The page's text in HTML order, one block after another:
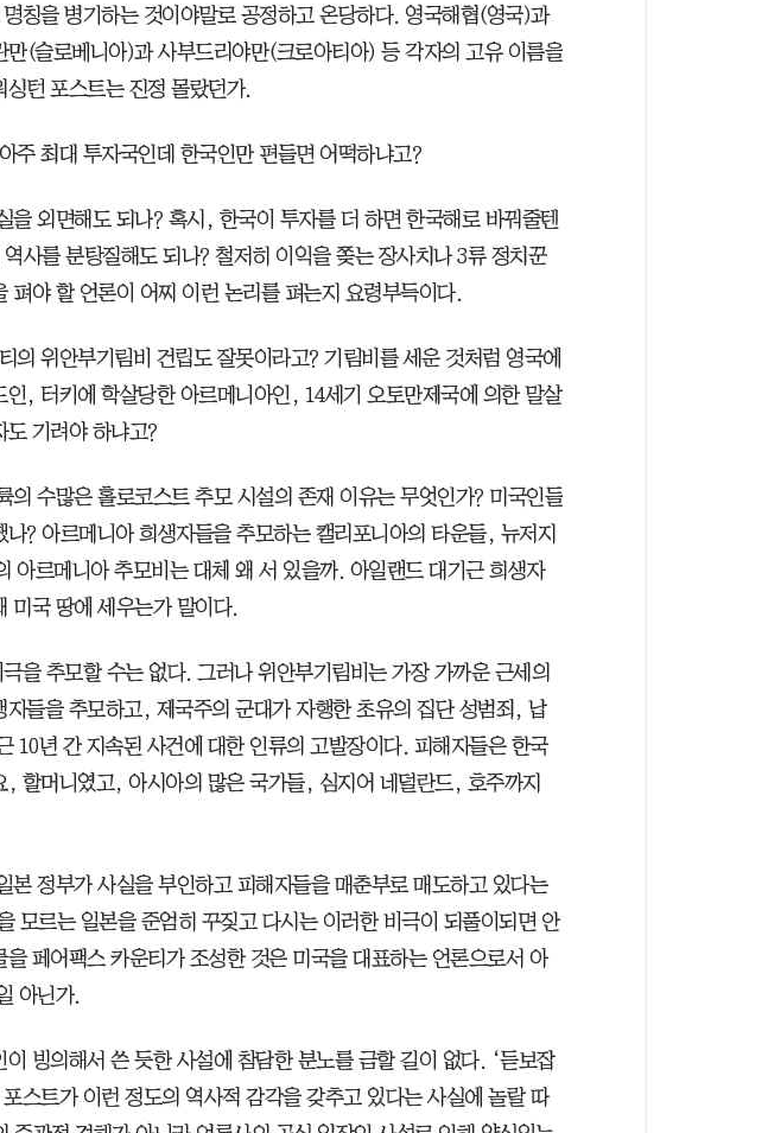
칭을 병기하는 것이야말로 공정하고 온당하다. 영국해협(영국)과
(슬로베니아)과 사부드리야만(크로아티아) 등 각자의 고유 이름을
싱턴 포스트는 진정 몰랐던가.
주 최대 투자국인데 한국인만 편들면 어떡하냐고?
을 외면해도 되나? 혹시, 한국이 투자를 더 하면 한국해로 바꿔줄텐
사를 분탕질해도 되나? 철저히 이익을 쫒는 장사치나 3류 정치꾼
펴야 할 언론이 어찌 이런 논리를 펴는지 요령부득이다.
의 위안부기림비 건립도 잘못이라고? 기림비를 세운 것처럼 영국에
인, 터키에 학살당한 아르메니아인, 14세기 오토만제국에 의한 말살
도 기려야 하냐고?
의 수많은 홀로코스트 추모 시설의 존재 이유는 무엇인가? 미국인들
나? 아르메니아 희생자들을 추모하는 캘리포니아의 타운들, 뉴저지
아르메니아 추모비는 대체 왜 서 있을까. 아일랜드 대기근 희생자
미국 땅에 세우는가 말이다.
을 추모할 수는 없다. 그러나 위안부기림비는 가장 가까운 근세의
자들을 추모하고, 제국주의 군대가 자행한 초유의 집단 성범죄, 납
10년 간 지속된 사건에 대한 인류의 고발장이다. 피해자들은 한국
, 할머니였고, 아시아의 많은 국가들, 심지어 네덜란드, 호주까지
본 정부가 사실을 부인하고 피해자들을 매춘부로 매도하고 있다는
모르는 일본을 준엄히 꾸짖고 다시는 이러한 비극이 되풀이되면 안
을 페어팩스 카운티가 조성한 것은 미국을 대표하는 언론으로서 아
아닌가.
이 빙의해서 쓴 듯한 사설에 참담한 분노를 금할 길이 없다. ‘듣보잡
스트가 이런 정도의 역사적 감각을 갖추고 있다는 사실에 놀랄 따